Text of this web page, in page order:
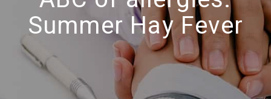
Summer Hay Fever